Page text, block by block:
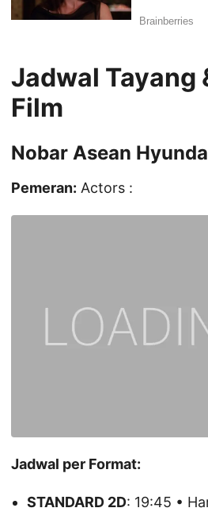
Jadwal Tayang
Film
Nobar Asean
Pemeran: Actors :
Jadwal per Format:
STANDARD 2D: 19:45 •